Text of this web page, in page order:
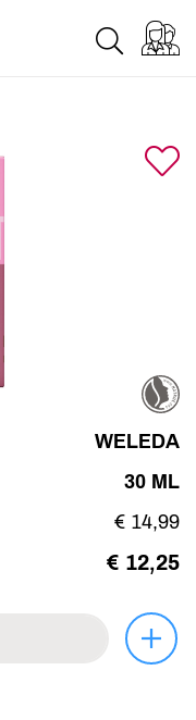
WELEDA
30 ML
€ 14,99
€ 12,25